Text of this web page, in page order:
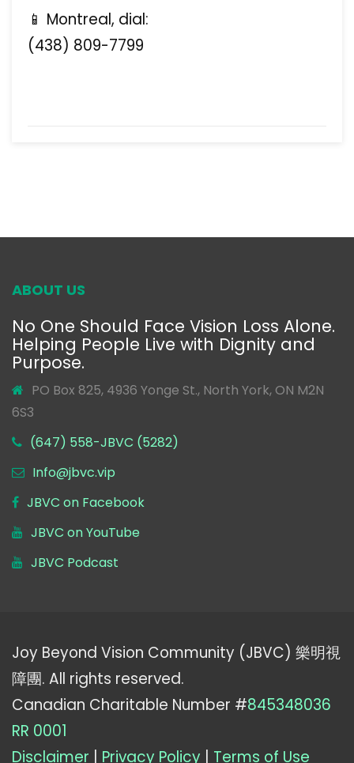
📱 Montreal, dial:
(438) 809-7799
ABOUT US
No One Should Face Vision Loss Alone.
Helping People Live with Dignity and
Purpose.
PO Box 825, 4936 Yonge St., North York, ON M2N
6S3
(647) 558-JBVC (5282)
Info@jbvc.vip
JBVC on Facebook
JBVC on YouTube
JBVC Podcast
Joy Beyond Vision Community (JBVC) 樂明視
障團. All rights reserved.
Canadian Charitable Number #845348036
RR 0001
Disclaimer | Privacy Policy | Terms of Use